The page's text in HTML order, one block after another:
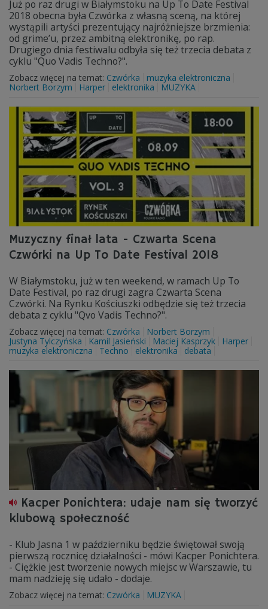
Już po raz drugi w Białymstoku na Up To Date Festival
2018 obecna była Czwórka z własną sceną, na której
wystąpili artyści prezentujący najróżniejsze brzmienia:
od grime’u, przez ambitną elektronikę, po rap.
Drugiego dnia festiwalu odbyła się też trzecia debata z
cyklu "Quo Vadis Techno?".
Zobacz więcej na temat: Czwórka
muzyka elektroniczna
Norbert Borzym
Harper elektronika MUZYKA
Muzyczny finał lata - Czwarta Scena
Czwórki na Up To Date Festival 2018
W Białymstoku, już w ten weekend, w ramach Up To
Date Festival, po raz drugi zagra Czwarta Scena
Czwórki. Na Rynku Kościuszki odbędzie się też trzecia
debata z cyklu "Qvo Vadis Techno?".
Zobacz więcej na temat: Czwórka
Norbert Borzym
Justyna Tylczyńska
Kamil Jasieński Maciej Kasprzyk
Harper
muzyka elektroniczna
Techno elektronika debata
Kacper Ponichtera: udaje nam się tworzyć
klubową społeczność
- Klub Jasna 1 w październiku będzie świętował swoją
pierwszą rocznicę działalności - mówi Kacper Ponichtera.
- Ciężkie jest tworzenie nowych miejsc w Warszawie, tu
mam nadzieję się udało - dodaje.
Zobacz więcej na temat: Czwórka MUZYKA